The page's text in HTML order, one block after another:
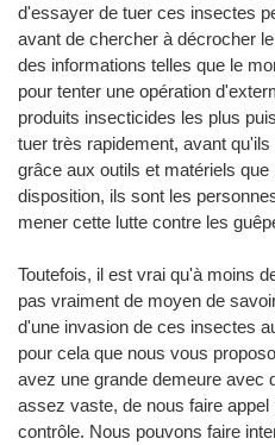
d'essayer de tuer ces insectes
avant de chercher à décrocher
des informations telles que le
pour tenter une opération
produits insecticides les plus
tuer très rapidement, avant
grâce aux outils et matériels
disposition, ils sont les
mener cette lutte contre les
Toutefois, il est vrai qu'à moins
pas vraiment de moyen de
d'une invasion de ces insectes
pour cela que nous vous
avez une grande demeure avec
assez vaste, de nous faire appel
contrôle. Nous pouvons faire